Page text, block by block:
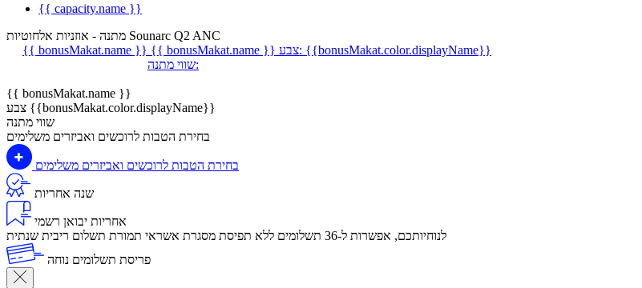
{{ capacity.name }}
מתנה - אוזניות אלחוטיות Sounarc Q2 ANC
{{ bonusMakat.name }} {{ bonusMakat.name }} צבע: {{bonusMakat.color.displayName}}
שווי מתנה:
{{ bonusMakat.name }}
צבע {{bonusMakat.color.displayName}}
שווי מתנה
בחירת הטבות לרוכשים ואביזרים משלימים
בחירת הטבות לרוכשים ואביזרים משלימים
שנה אחריות
אחריות יבואן רשמי
לנוחיותכם, אפשרות ל-36 תשלומים ללא תפיסת מסגרת אשראי תמורת תשלום ריבית שנתית
פריסת תשלומים נוחה